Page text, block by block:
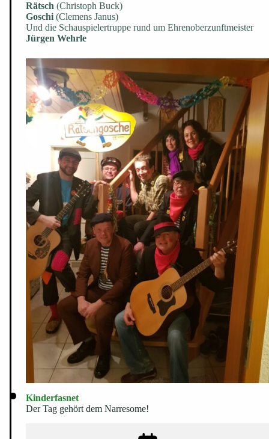
Rätsch (Christoph Buck)
Goschi (Clemens Janus)
Und die Schauspielertruppe rund um Ehrenoberzunftmeister
Jürgen Wehrle
Kinderfasnet
Der Tag gehört dem Narresome!